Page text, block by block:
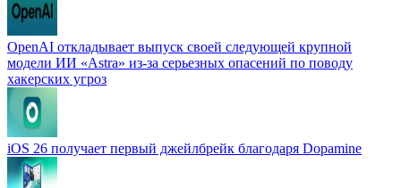
OpenAI откладывает выпуск своей следующей крупной
модели ИИ «Astra» из-за серьезных опасений по поводу
хакерских угроз
iOS 26 получает первый джейлбрейк благодаря Dopamine